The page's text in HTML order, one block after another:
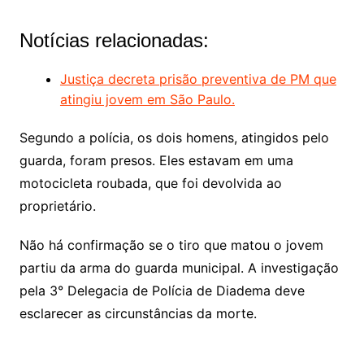
Notícias relacionadas:
Justiça decreta prisão preventiva de PM que
atingiu jovem em São Paulo.
Segundo a polícia, os dois homens, atingidos pelo
guarda, foram presos. Eles estavam em uma
motocicleta roubada, que foi devolvida ao
proprietário.
Não há confirmação se o tiro que matou o jovem
partiu da arma do guarda municipal. A investigação
pela 3° Delegacia de Polícia de Diadema deve
esclarecer as circunstâncias da morte.